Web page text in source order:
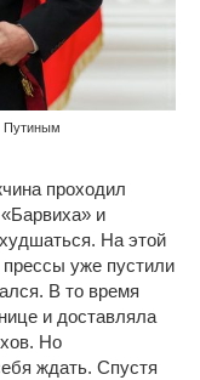
Путиным
проходил
и
На этой
уже пустили
В то время
и доставляла
Но
ждать. Спустя